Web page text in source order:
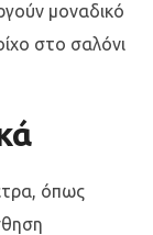
μοναδικό
στο σαλόνι
όπως